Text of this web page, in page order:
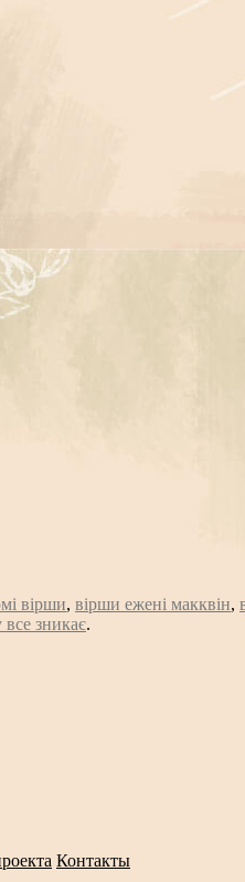
вірши, вірши ежені макквін,
все зникає.
Контакты